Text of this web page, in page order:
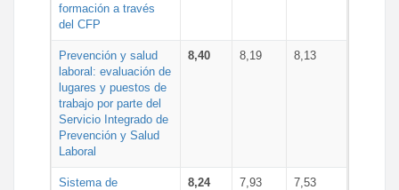
formación a través
del CFP
Prevención y salud
laboral: evaluación de
lugares y puestos de
trabajo por parte del
Servicio Integrado de
Prevención y Salud
Laboral
8,40 8,19 8,13
Sistema de
8,24 7,93 7,53